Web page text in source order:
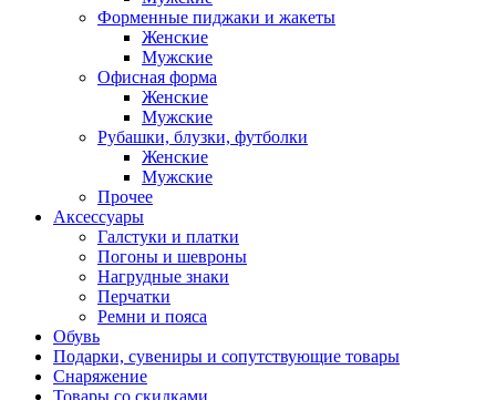
Форменные пиджаки и жакеты
Женские
Мужские
Офисная форма
Женские
Мужские
Рубашки, блузки, футболки
Женские
Мужские
Прочее
Аксессуары
Галстуки и платки
Погоны и шевроны
Нагрудные знаки
Перчатки
Ремни и пояса
Обувь
Подарки, сувениры и сопутствующие товары
Снаряжение
Товары со скидками